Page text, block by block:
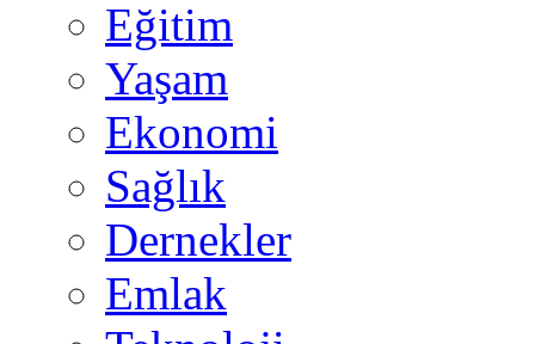
Eğitim
Yaşam
Ekonomi
Sağlık
Dernekler
Emlak